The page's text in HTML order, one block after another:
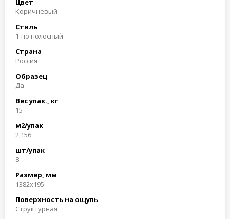
Цвет
Коричневый
Стиль
1-но полосный
Страна
Россия
Образец
Да
Вес упак., кг
15
м2/упак
2,156
шт/упак
8
Размер, мм
1382x195
Поверхность на ощупь
Структурная